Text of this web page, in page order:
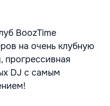
BoozTime
на очень клубную
прогрессивная
DJ с самым